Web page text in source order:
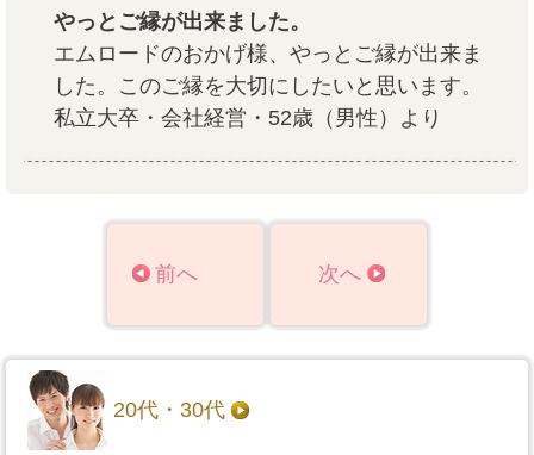
やっとご縁が出来ました。
エムロードのおかげ様、やっとご縁が出来ま
した。このご縁を大切にしたいと思います。
私立大卒・会社経営・52歳（男性）より
前へ 次へ
20代・30代